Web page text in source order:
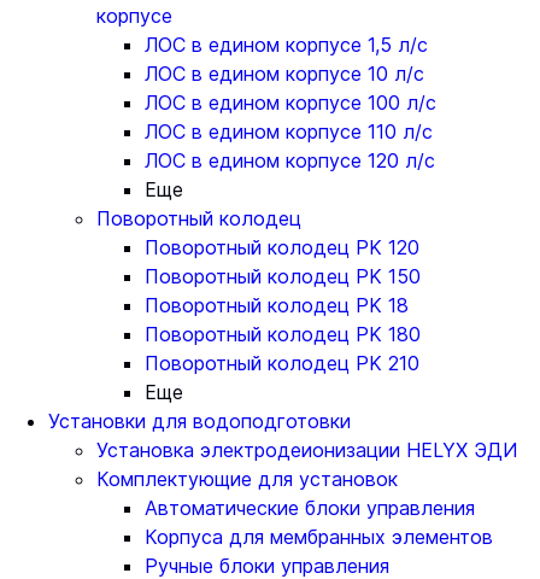
корпусе
ЛОС в едином корпусе 1,5 л/с
ЛОС в едином корпусе 10 л/с
ЛОС в едином корпусе 100 л/с
ЛОС в едином корпусе 110 л/с
ЛОС в едином корпусе 120 л/с
Еще
Поворотный колодец
Поворотный колодец PK 120
Поворотный колодец PK 150
Поворотный колодец PK 18
Поворотный колодец PK 180
Поворотный колодец PK 210
Еще
Установки для водоподготовки
Установка электродеионизации HELYX ЭДИ
Комплектующие для установок
Автоматические блоки управления
Корпуса для мембранных элементов
Ручные блоки управления